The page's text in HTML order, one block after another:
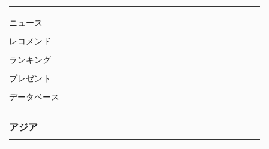
ニュース
レコメンド
ランキング
プレゼント
データベース
アジア